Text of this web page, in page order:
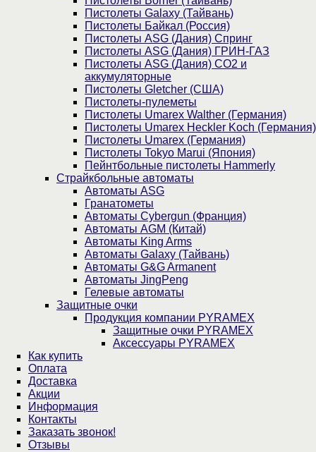
Пистолеты Galaxy (Тайвань)
Пистолеты Байкал (Россия)
Пистолеты ASG (Дания) Спринг
Пистолеты ASG (Дания) ГРИН-ГАЗ
Пистолеты ASG (Дания) CO2 и
аккумуляторные
Пистолеты Gletcher (США)
Пистолеты-пулеметы
Пистолеты Umarex Walther (Германия)
Пистолеты Umarex Heckler Koch (Германия)
Пистолеты Umarex (Германия)
Пистолеты Tokyo Marui (Япония)
Пейнтбольные пистолеты Hammerly
Страйкбольные автоматы
Автоматы ASG
Гранатометы
Автоматы Cybergun (Франция)
Автоматы AGM (Китай)
Автоматы King Arms
Автоматы Galaxy (Тайвань)
Автоматы G&G Armanent
Автоматы JingPeng
Гелевые автоматы
Защитные очки
Продукция компании PYRAMEX
Защитные очки PYRAMEX
Аксессуары PYRAMEX
Как купить
Оплата
Доставка
Акции
Информация
Контакты
Заказать звонок!
Отзывы